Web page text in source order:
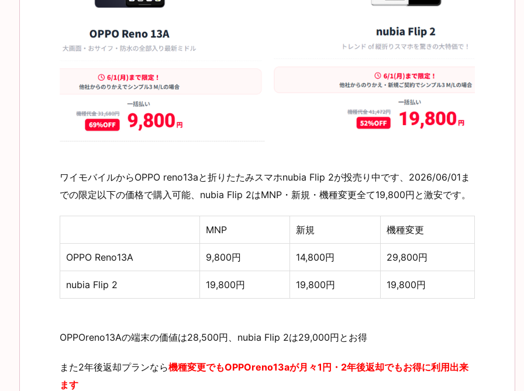
ワイモバイルからOPPO reno13aと折りたたみスマホnubia Flip 2が投売り中です、2026/06/01ま
での限定以下の価格で購入可能、nubia Flip 2はMNP・新規・機種変更全て19,800円と激安です。
MNP 新規 機種変更
OPPO Reno13A 9,800円 14,800円 29,800円
nubia Flip 2 19,800円 19,800円 19,800円
OPPOreno13Aの端末の価値は28,500円、nubia Flip 2は29,000円とお得
また2年後返却プランなら機種変更でもOPPOreno13aが月々1円・2年後返却でもお得に利用出来
ます